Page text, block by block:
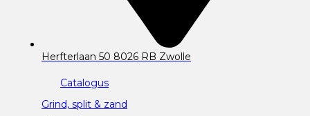
Herfterlaan 50 8026 RB Zwolle
Catalogus
Grind, split & zand